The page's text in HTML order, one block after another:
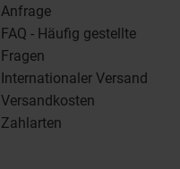
Anfrage
FAQ - Häufig gestellte
Fragen
Internationaler Versand
Versandkosten
Zahlarten